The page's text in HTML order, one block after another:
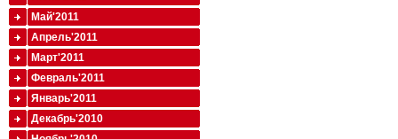
Май'2011
Апрель'2011
Март'2011
Февраль'2011
Январь'2011
Декабрь'2010